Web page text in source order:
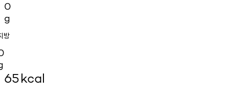
0
g
방
65kcal